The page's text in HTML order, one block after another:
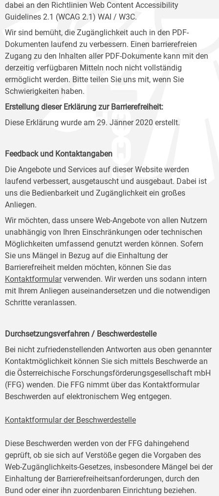
dabei an den Richtlinien Web Content Accessibility
Guidelines 2.1 (WCAG 2.1) WAI / W3C.
Wir sind bemüht, die Zugänglichkeit auch in den PDF-
Dokumenten laufend zu verbessern. Einen barrierefreien
Zugang zu den Inhalten aller PDF-Dokumente kann mit den
derzeitig verfügbaren Mitteln noch nicht vollständig
ermöglicht werden. Bitte teilen Sie uns mit, wenn Sie
Schwierigkeiten haben.
Erstellung dieser Erklärung zur Barrierefreiheit:
Diese Erklärung wurde am 29. Jänner 2020 erstellt.
Feedback und Kontaktangaben
Die Angebote und Services auf dieser Website werden
laufend verbessert, ausgetauscht und ausgebaut. Dabei ist
uns die Bedienbarkeit und Zugänglichkeit ein großes
Anliegen.
Wir möchten, dass unsere Web-Angebote von allen Nutzern
unabhängig von Ihren Einschränkungen oder technischen
Möglichkeiten umfassend genutzt werden können. Sofern
Sie uns Mängel in Bezug auf die Einhaltung der
Barrierefreiheit melden möchten, können Sie das
Kontaktformularverwenden. Wir werden uns sodann intern
mit Ihrem Anliegen auseinandersetzen und die notwendigen
Schritte veranlassen.
Durchsetzungsverfahren / Beschwerdestelle
Bei nicht zufriedenstellenden Antworten aus oben genannter
Kontaktmöglichkeit können Sie sich mittels Beschwerde an
die Österreichische Forschungsförderungsgesellschaft mbH
(FFG) wenden. Die FFG nimmt über das Kontaktformular
Beschwerden auf elektronischem Weg entgegen.
Kontaktformular der Beschwerdestelle
Diese Beschwerden werden von der FFG dahingehend
geprüft, ob sie sich auf Verstöße gegen die Vorgaben des
Web-Zugänglichkeits-Gesetzes, insbesondere Mängel bei der
Einhaltung der Barrierefreiheitsanforderungen, durch den
Bund oder einer ihn zuordenbaren Einrichtung beziehen.